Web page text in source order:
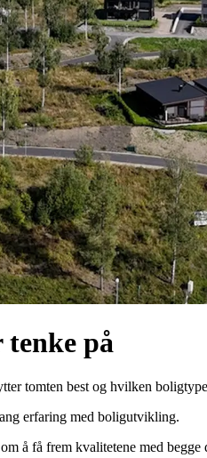
tenke på
tomten best og hvilken boligtype
erfaring med boligutvikling.
å få frem kvalitetene med begge